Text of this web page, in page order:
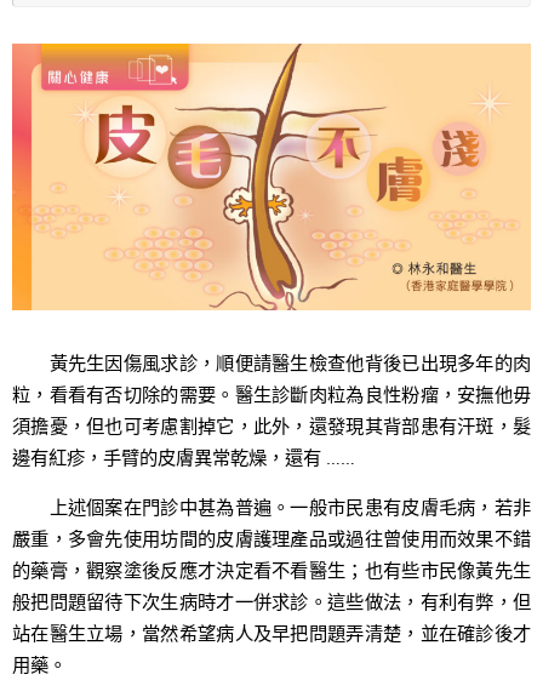
黃先生因傷風求診，順便請醫生檢查他背後已出現多年的肉
粒，看看有否切除的需要。醫生診斷肉粒為良性粉瘤，安撫他毋
須擔憂，但也可考慮割掉它，此外，還發現其背部患有汗斑，髮
邊有紅疹，手臂的皮膚異常乾燥，還有 ……
上述個案在門診中甚為普遍。一般市民患有皮膚毛病，若非
嚴重，多會先使用坊間的皮膚護理產品或過往曾使用而效果不錯
的藥膏，觀察塗後反應才決定看不看醫生；也有些市民像黃先生
般把問題留待下次生病時才一併求診。這些做法，有利有弊，但
站在醫生立場，當然希望病人及早把問題弄清楚，並在確診後才
用藥。